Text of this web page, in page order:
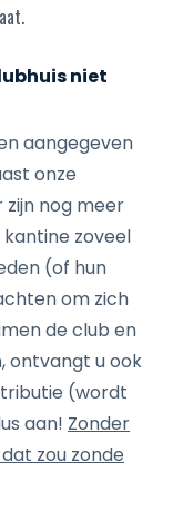
niet
aangegeven
onze
nog meer
zoveel
(of hun
om zich
de club en
ontvangt u ook
(wordt
aan! Zonder
zou zonde